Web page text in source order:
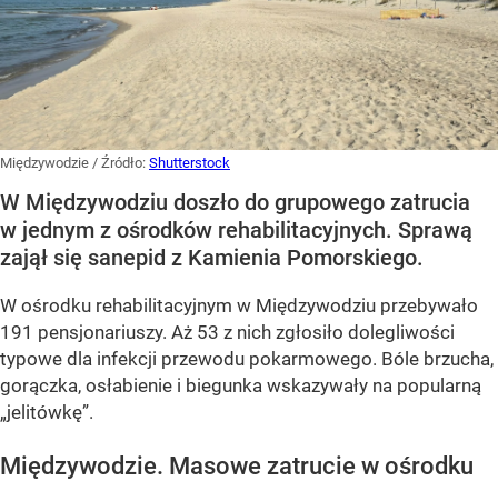
Międzywodzie / Źródło: Shutterstock
W Międzywodziu doszło do grupowego zatrucia
w jednym z ośrodków rehabilitacyjnych. Sprawą
zajął się sanepid z Kamienia Pomorskiego.
W ośrodku rehabilitacyjnym w Międzywodziu przebywało
191 pensjonariuszy. Aż 53 z nich zgłosiło dolegliwości
typowe dla infekcji przewodu pokarmowego. Bóle brzucha,
gorączka, osłabienie i biegunka wskazywały na popularną
„jelitówkę”.
Międzywodzie. Masowe zatrucie w ośrodku